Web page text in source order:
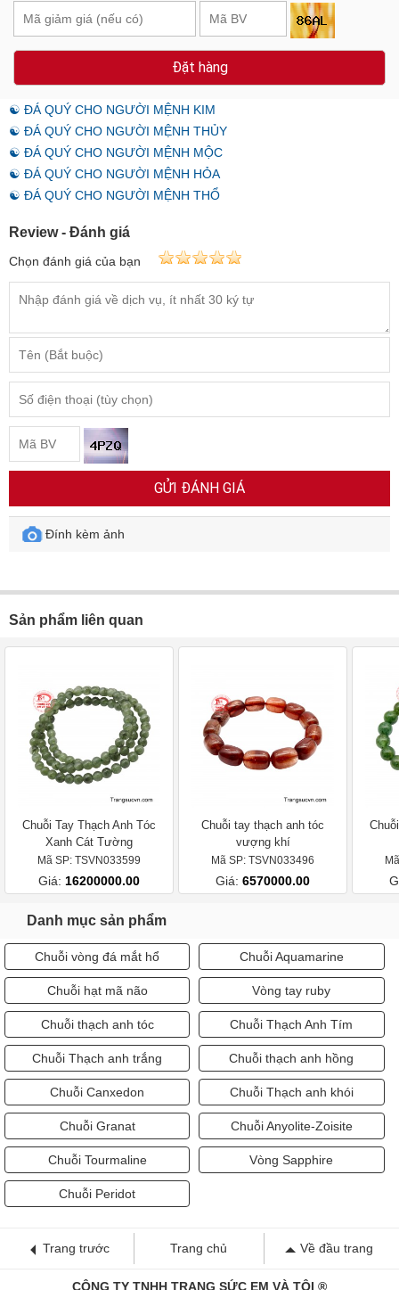
Đặt hàng
☯ ĐÁ QUÝ CHO NGƯỜI MỆNH KIM
☯ ĐÁ QUÝ CHO NGƯỜI MỆNH THỦY
☯ ĐÁ QUÝ CHO NGƯỜI MỆNH MỘC
☯ ĐÁ QUÝ CHO NGƯỜI MỆNH HỎA
☯ ĐÁ QUÝ CHO NGƯỜI MỆNH THỔ
Review - Đánh giá
Chọn đánh giá của bạn
GỬI ĐÁNH GIÁ
Đính kèm ảnh
Sản phẩm liên quan
Chuỗi Tay Thạch Anh Tóc
Xanh Cát Tường
Mã SP: TSVN033599
Giá: 16200000.00
Chuỗi tay thạch anh tóc
vượng khí
Mã SP: TSVN033496
Giá: 6570000.00
Danh mục sản phẩm
Chuỗi vòng đá mắt hổ Chuỗi Aquamarine
Chuỗi hạt mã não Vòng tay ruby
Chuỗi thạch anh tóc Chuỗi Thạch Anh Tím
Chuỗi Thạch anh trắng Chuỗi thạch anh hồng
Chuỗi Canxedon Chuỗi Thạch anh khói
Chuỗi Granat Chuỗi Anyolite-Zoisite
Chuỗi Tourmaline Vòng Sapphire
Chuỗi Peridot
Trang trước Trang chủ Về đầu trang
CÔNG TY TNHH TRANG SỨC EM VÀ TÔI ®